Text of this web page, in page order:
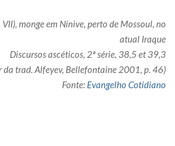
monge em Nínive, perto de Mossoul, no
atual Iraque
Discursos ascéticos, 2ª série, 38,5 et 39,3
da trad. Alfeyev, Bellefontaine 2001, p. 46)
Fonte: Evangelho Cotidiano